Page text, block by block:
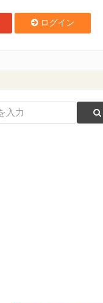
ログイン